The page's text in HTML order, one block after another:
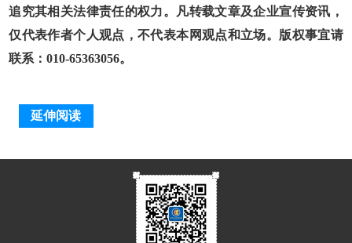
追究其相关法律责任的权力。凡转载文章及企业宣传资讯，
仅代表作者个人观点，不代表本网观点和立场。版权事宜请
联系：010-65363056。
延伸阅读